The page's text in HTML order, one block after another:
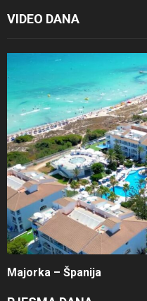
VIDEO DANA
Majorka – Španija